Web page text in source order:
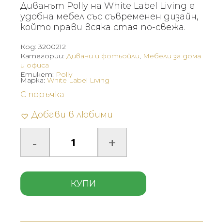
Диванът Polly на White Label Living е
удобна мебел със съвременен дизайн,
който прави всяка стая по-свежа.
Код: 3200212
Категории: Дивани и фотьойли, Мебели за дома
и офиса
Етикет: Polly
С поръчка
Добави в любими
КУПИ
Марка: White Label Living